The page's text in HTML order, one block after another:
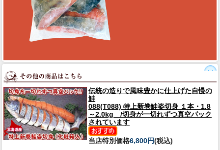
伝統の造りで風味豊かに仕上げた自慢の
鮭
088(T088) 特上新巻鮭姿切身 １本・1.8
～2.0kg /切身が一切れずつ真空パック
されています
当店特別価格6,800円(税込)